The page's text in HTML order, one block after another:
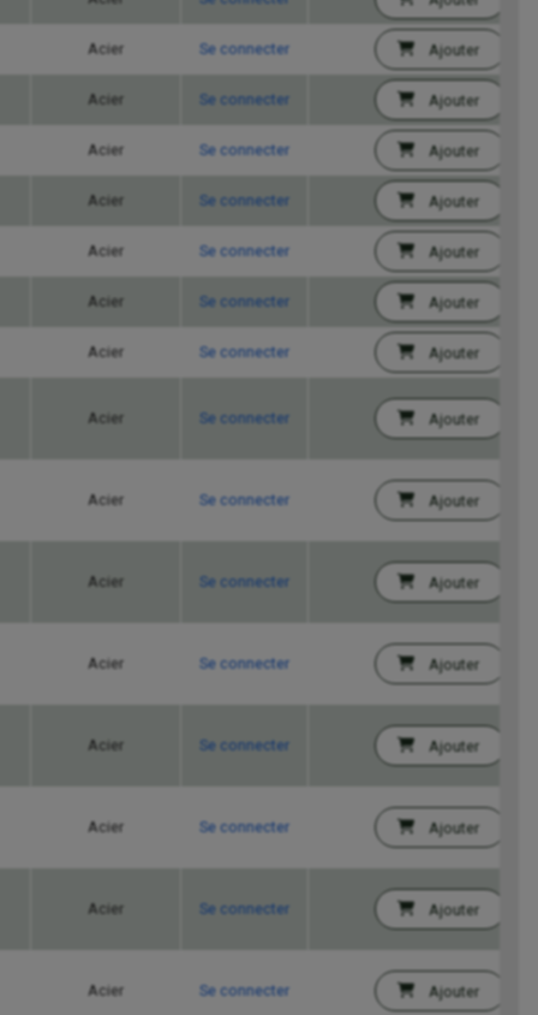
Acier Se connecter Ajouter
Acier Se connecter Ajouter
Acier Se connecter Ajouter
Acier Se connecter Ajouter
Acier Se connecter Ajouter
Acier Se connecter Ajouter
Acier Se connecter Ajouter
Acier Se connecter Ajouter
Acier Se connecter Ajouter
Acier Se connecter Ajouter
Acier Se connecter Ajouter
Acier Se connecter Ajouter
Acier Se connecter Ajouter
Acier Se connecter Ajouter
Acier Se connecter Ajouter